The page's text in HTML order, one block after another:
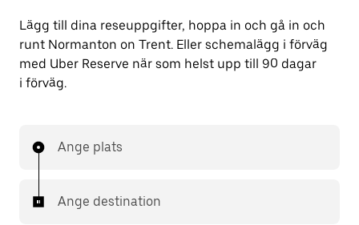
Lägg till dina reseuppgifter, hoppa in och gå in och
runt Normanton on Trent. Eller schemalägg i förväg
med Uber Reserve när som helst upp till 90 dagar
i förväg.
Ange plats
Ange destination